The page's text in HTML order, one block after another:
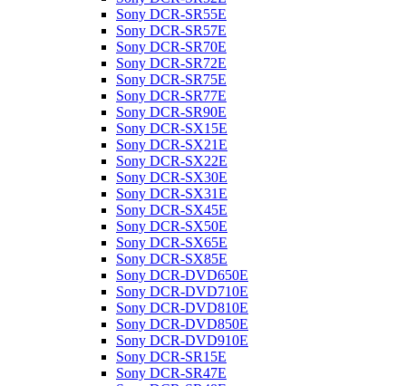
Sony DCR-SR55E
Sony DCR-SR57E
Sony DCR-SR70E
Sony DCR-SR72E
Sony DCR-SR75E
Sony DCR-SR77E
Sony DCR-SR90E
Sony DCR-SX15E
Sony DCR-SX21E
Sony DCR-SX22E
Sony DCR-SX30E
Sony DCR-SX31E
Sony DCR-SX45E
Sony DCR-SX50E
Sony DCR-SX65E
Sony DCR-SX85E
Sony DCR-DVD650E
Sony DCR-DVD710E
Sony DCR-DVD810E
Sony DCR-DVD850E
Sony DCR-DVD910E
Sony DCR-SR15E
Sony DCR-SR47E